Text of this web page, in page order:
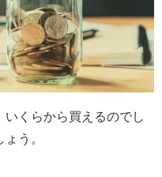
くらから買えるのでし
う。